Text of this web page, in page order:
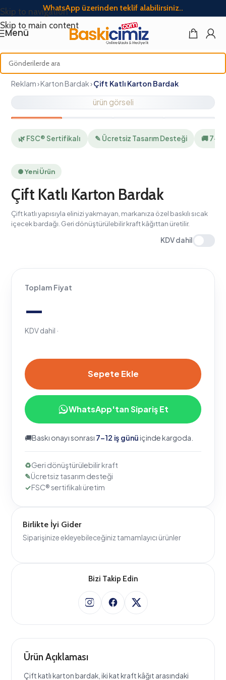
Skip to navigation
Skip to main content
WhatsApp üzerinden teklif alabilirsiniz..
Menü
Reklam › Karton Bardak ›Çift Katlı Karton Bardak
Ürün Açıklaması
Çift katlı karton bardak, iki kat kraft kâğıt arasındaki
hava boşluğu sayesinde sıcak içeceğin ısısını dışarı
etkinliğinizin ya da paket servisinizin imzasını taşır.
gıdayla temasa uygun şekilde kaplanmıştır. Sıcak
Çift Katlı Karton Bardak
Çift katlı yapısıyla elinizi yakmayan, markanıza özel baskılı sıcak
içecek bardağı. Geri dönüştürülebilir kraft kâğıttan üretilir.
KDV dahil
—
WhatsApp'tan Sipariş Et
🚚Baskı onayı sonrası7–12 iş günüiçinde kargoda.
Geri dönüştürülebilir kraft
✓FSC® sertifikalı üretim
Birlikte İyi Gider
Siparişinize ekleyebileceğiniz tamamlayıcı ürünler
Bizi Takip Edin